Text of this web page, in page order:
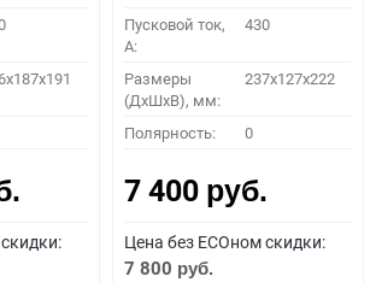
ПОДОБРАТЬ
определить полярность?
1 - прямая 3 - обратная 4 - прямая
Пусковой ток,
A:
430
Размеры
(ДхШхВ), мм:
237x127x222
Полярность: 0
7 400 руб.
Цена без ECOном скидки:
7 800 руб.